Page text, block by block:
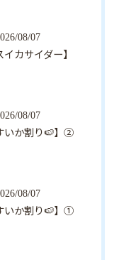
08/07
イカサイダー】
08/07
いか割り🍉】②
08/07
いか割り🍉】①